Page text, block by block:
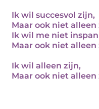
Ik wil succesvol zijn,
Maar ook niet alleen
Ik wil me niet
Maar ook niet alleen
Ik wil alleen zijn,
Maar ook niet alleen